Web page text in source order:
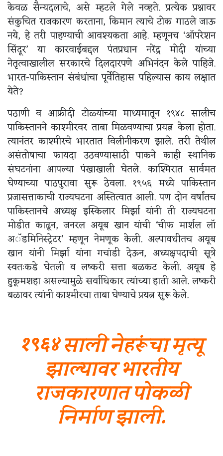
केवळ सैन्यदलाचे, असे म्हटले गेले नव्हते. प्रत्येक प्रश्नावर
संकुचित राजकारण करताना, किमान त्याचे टोक गाठले जाऊ
नये, हे तरी पाहण्याची आवश्यकता आहे. म्हणूनच ‘ऑपरेशन
सिंदूर’ या कारवाईबद्दल पंतप्रधान नरेंद्र मोदी यांच्या
नेतृत्वाखालील सरकारचे दिलदारपणे अभिनंदन केले पाहिजे.
भारत-पाकिस्तान संबंधांचा पूर्वेतिहास पहिल्यास काय लक्षात
येते?
पठाणी व आफ्रीदी टोळ्यांच्या माध्यमातून १९४८ सालीच
पाकिस्तानने काश्मीरवर ताबा मिळवण्याचा प्रयत्न केला होता.
त्यानंतर काश्मीरचे भारतात विलीनीकरण झाले. तरी तेथील
असंतोषाचा फायदा उठवण्यासाठी पाकने काही स्थानिक
संघटनांना आपल्या पंखाखाली घेतले. काश्मिरात सार्वमत
घेण्याच्या पाठपुरावा सुरू ठेवला. १९५६ मध्ये पाकिस्तान
प्रजासत्ताकाची राज्यघटना अस्तित्वात आली. पण दोन वर्षांतच
पाकिस्तानचे अध्यक्ष इस्किलार मिर्झा यांनी ती राज्यघटना
मोडीत काढून, जनरल अयूब खान यांची ‘चीफ मार्शल लॉ
अॅडमिनिस्ट्रेटर’ म्हणून नेमणूक केली. अल्पावधीतच अयूब
खान यांनी मिर्झा यांना गचांडी देऊन, अध्यक्षपदाची सूत्रे
स्वतःकडे घेतली व लष्करी सत्ता बळकट केली. अयूब हे
हुकूमशहा असल्यामुळे सर्वाधिकार त्यांच्या हाती आले. लष्करी
बळावर त्यांनी काश्मीरचा ताबा घेण्याचे प्रयत्न सुरू केले.
१९६४ साली नेहरूंचा मृत्यू
झाल्यावर भारतीय
राजकारणात पोकळी
निर्माण झाली.